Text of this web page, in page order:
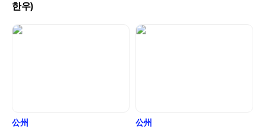
한우)
公州 公州